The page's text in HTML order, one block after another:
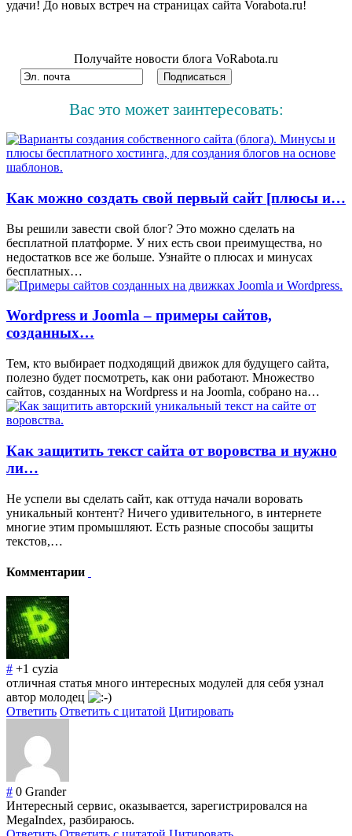
удачи! До новых встреч на страницах сайта Vorabota.ru!
Получайте новости блога VoRabota.ru
Вас это может заинтересовать:
Как можно создать свой первый сайт [плюсы и…
Вы решили завести свой блог? Это можно сделать на
бесплатной платформе. У них есть свои преимущества, но
недостатков все же больше. Узнайте о плюсах и минусах
бесплатных…
Wordpress и Joomla – примеры сайтов,
созданных…
Тем, кто выбирает подходящий движок для будущего сайта,
полезно будет посмотреть, как они работают. Множество
сайтов, созданных на Wordpress и на Joomla, собрано на…
Как защитить текст сайта от воровства и нужно
ли…
Не успели вы сделать сайт, как оттуда начали воровать
уникальный контент? Ничего удивительного, в интернете
многие этим промышляют. Есть разные способы защиты
текстов,…
Комментарии
# +1 cyzia
отличная статья много интересных модулей для себя узнал
автор молодец
Ответить Ответить с цитатой Цитировать
# 0 Grander
Интересный сервис, оказывается, зарегистрировался на
MegaIndex, разбираюсь.